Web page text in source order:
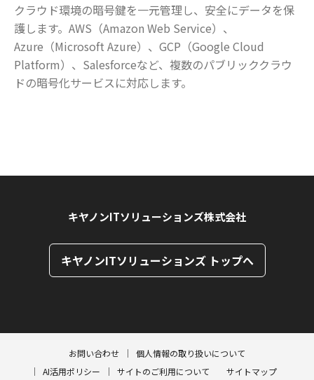
クラウド環境の暗号鍵を一元管理し、安全にデータを保
護します。AWS（Amazon Web Service）、
Azure（Microsoft Azure）、GCP（Google Cloud
Platform）、Salesforceなど、複数のパブリッククラウ
ドの暗号化サービスに対応します。
キヤノンITソリューションズ株式会社
キヤノンITソリューションズ トップへ
お問い合わせ
個人情報の取り扱いについて
AI活用ポリシー
サイトのご利用について サイトマップ